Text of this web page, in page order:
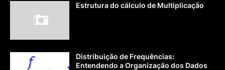
Estrutura do cálculo de Multiplicação
Distribuição de Frequências:
Entendendo a Organização dos Dados